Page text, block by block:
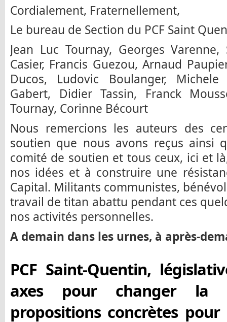
Cordialement, Fraternellement,
Le bureau de Section du PCF Saint
Jean Luc Tournay, Georges
Casier, Francis Guezou, Arnaud
Ducos, Ludovic Boulanger, Michele
Gabert, Didier Tassin, Franck
Tournay, Corinne Bécourt
Nous remercions les auteurs des
soutien que nous avons reçus ainsi
comité de soutien et tous ceux, ici et
nos idées et à construire une
Capital. Militants communistes,
travail de titan abattu pendant ces
nos activités personnelles.
A demain dans les urnes, à après-
PCF Saint-Quentin,
axes pour changer la
propositions concrètes